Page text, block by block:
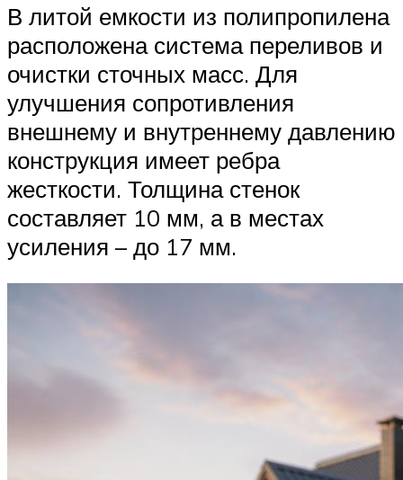
В литой емкости из полипропилена
расположена система переливов и
очистки сточных масс. Для
улучшения сопротивления
внешнему и внутреннему давлению
конструкция имеет ребра
жесткости. Толщина стенок
составляет 10 мм, а в местах
усиления – до 17 мм.